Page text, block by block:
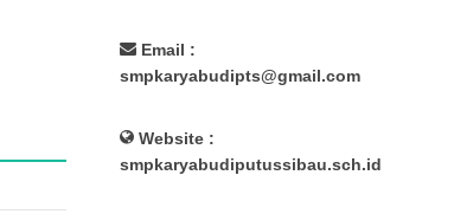
Email :
smpkaryabudipts@gmail.com
Website :
smpkaryabudiputussibau.sch.id